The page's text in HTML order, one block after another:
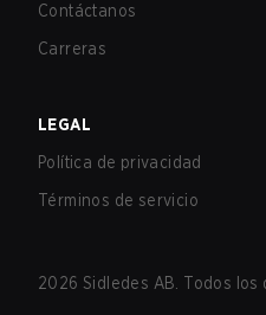
Contáctanos
Carreras
LEGAL
Política de privacidad
Términos de servicio
2026 Sidledes AB. Todos los